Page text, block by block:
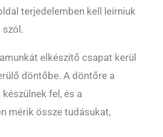
terjedelemben kell leírniuk
szól.
elkészítő csapat kerül
döntőbe. A döntőre a
fel, és a
mérik össze tudásukat,